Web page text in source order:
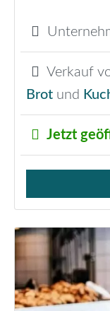
Verkauf
Brot und
Jetzt
Verkauf von